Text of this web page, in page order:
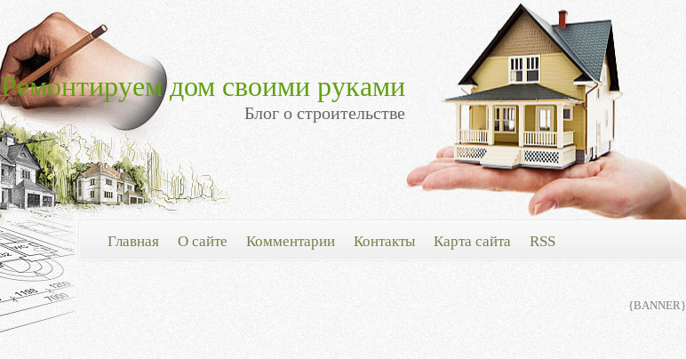
Ремонтируем дом своими руками
Блог о строительстве
Главная О сайте Комментарии Контакты Карта сайта RSS
{BANNER}